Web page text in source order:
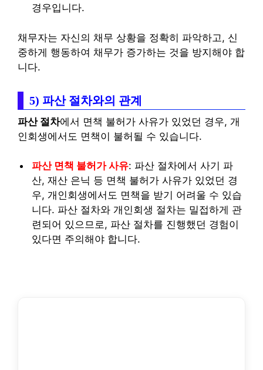
경우입니다.
채무자는 자신의 채무 상황을 정확히 파악하고, 신
중하게 행동하여 채무가 증가하는 것을 방지해야 합
니다.
5) 파산 절차와의 관계
파산 절차에서 면책 불허가 사유가 있었던 경우, 개
인회생에서도 면책이 불허될 수 있습니다.
파산 면책 불허가 사유: 파산 절차에서 사기 파
산, 재산 은닉 등 면책 불허가 사유가 있었던 경
우, 개인회생에서도 면책을 받기 어려울 수 있습
니다. 파산 절차와 개인회생 절차는 밀접하게 관
련되어 있으므로, 파산 절차를 진행했던 경험이
있다면 주의해야 합니다.